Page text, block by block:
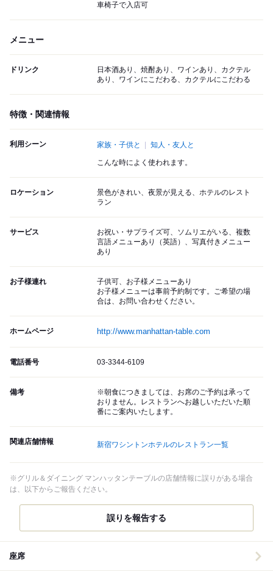
車椅子で入店可
メニュー
ドリンク
日本酒あり、焼酎あり、ワインあり、カクテル
あり、ワインにこだわる、カクテルにこだわる
特徴・関連情報
利用シーン 家族・子供と 知人・友人と
こんな時によく使われます。
ロケーション
景色がきれい、夜景が見える、ホテルのレスト
ラン
サービス
お祝い・サプライズ可、ソムリエがいる、複数
言語メニューあり（英語）、写真付きメニュー
あり
お子様連れ
子供可、お子様メニューあり
お子様メニューは事前予約制です。ご希望の場
合は、お問い合わせください。
ホームページ http://www.manhattan-table.com
電話番号 03-3344-6109
備考
※朝食につきましては、お席のご予約は承って
おりません。レストランへお越しいただいた順
番にご案内いたします。
関連店舗情報 新宿ワシントンホテルのレストラン一覧
※グリル＆ダイニング マンハッタンテーブルの店舗情報に誤りがある場合
は、以下からご報告ください。
誤りを報告する
座席